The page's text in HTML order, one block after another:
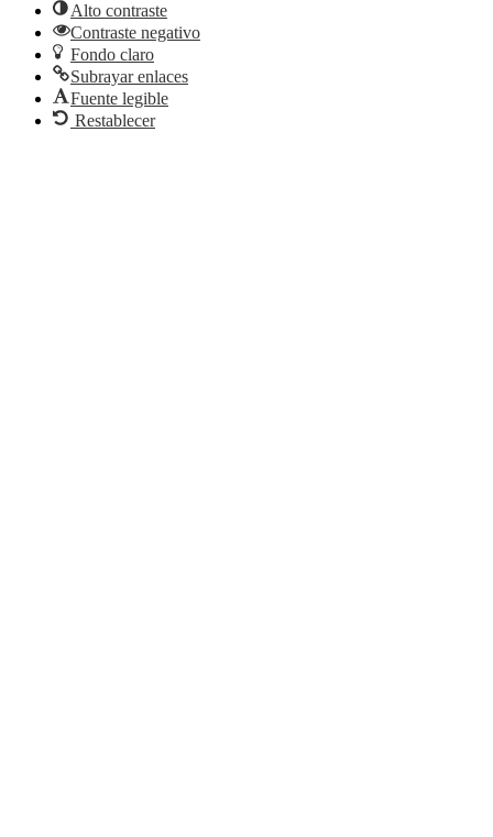
Alto contraste
Contraste negativo
Fondo claro
Subrayar enlaces
Fuente legible
Restablecer